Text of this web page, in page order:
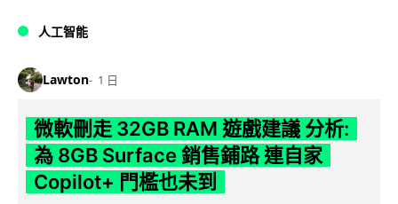
人工智能
Lawton 1 日
微軟刪走 32GB RAM 遊戲建議 分析:
為 8GB Surface 銷售鋪路 連自家
Copilot+ 門檻也未到